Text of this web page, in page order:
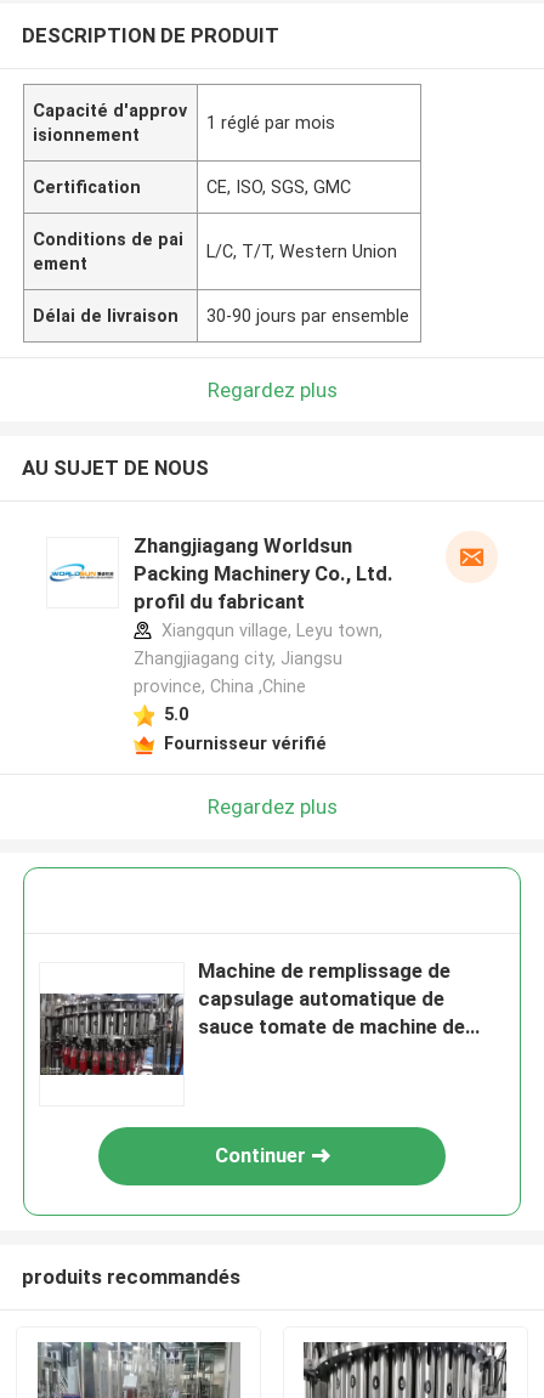
DESCRIPTION DE PRODUIT
Capacité d'approv
isionnement
1 réglé par mois
Certification CE, ISO, SGS, GMC
Conditions de pai
ement
L/C, T/T, Western Union
Délai de livraison 30-90 jours par ensemble
Regardez plus
AU SUJET DE NOUS
Zhangjiagang Worldsun
Packing Machinery Co., Ltd.
profil du fabricant
Xiangqun village, Leyu town,
Zhangjiagang city, Jiangsu
province, China ,Chine
5.0
Fournisseur vérifié
Regardez plus
Machine de remplissage de
capsulage automatique de
sauce tomate de machine de
Continuer
produits recommandés